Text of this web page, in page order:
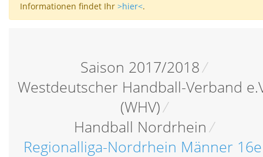
Informationen findet Ihr >hier<.
Saison 2017/2018/
Westdeutscher Handball-Verband
(WHV)/
Handball Nordrhein/
Regionalliga-Nordrhein Männer